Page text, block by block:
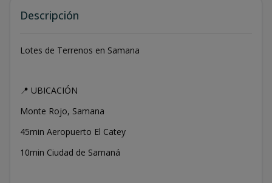
Descripción
Lotes de Terrenos en Samana
📍 UBICACIÓN
Monte Rojo, Samana
45min Aeropuerto El Catey
10min Ciudad de Samaná